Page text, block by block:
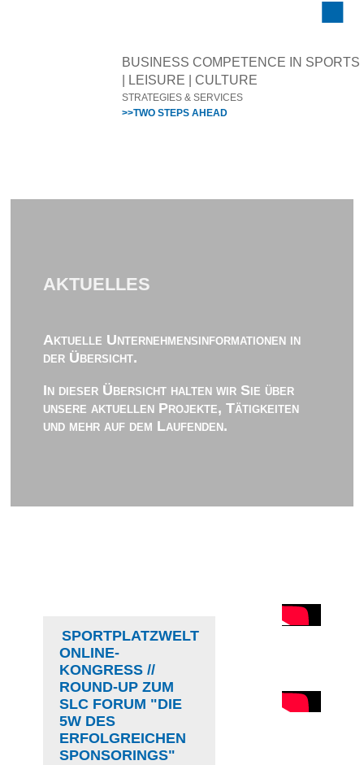
BUSINESS COMPETENCE IN SPORTS
| LEISURE | CULTURE
STRATEGIES & SERVICES
>>TWO STEPS AHEAD
AKTUELLES
Aktuelle Unternehmensinformationen in
der Übersicht.
In dieser Übersicht halten wir Sie über
unsere aktuellen Projekte, Tätigkeiten
und mehr auf dem Laufenden.
SPORTPLATZWELT
ONLINE-
KONGRESS //
ROUND-UP ZUM
SLC FORUM "DIE
5W DES
ERFOLGREICHEN
SPONSORINGS"